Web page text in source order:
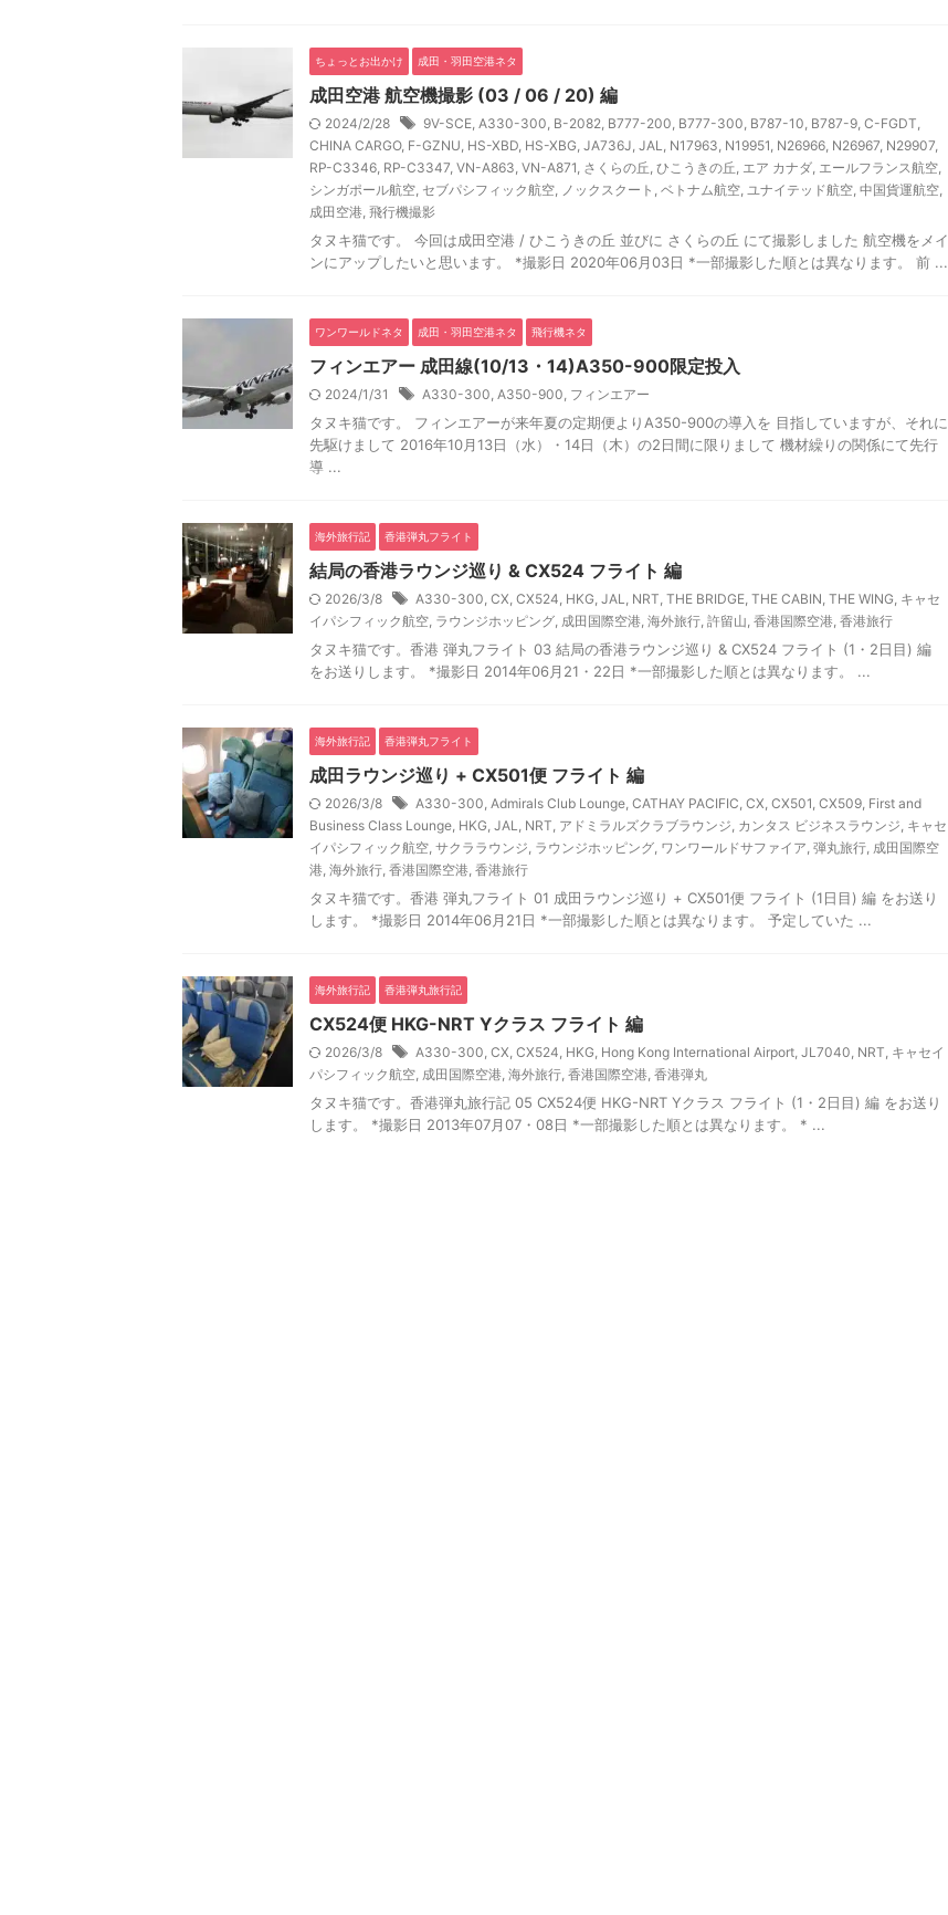
ちょっとお出かけ 成田・羽田空港ネタ
成田空港 航空機撮影 (03 / 06 / 20) 編
2024/2/28 9V-SCE, A330-300, B-2082, B777-200, B777-300, B787-10, B787-9, C-FGDT,
CHINA CARGO, F-GZNU, HS-XBD, HS-XBG, JA736J, JAL, N17963, N19951, N26966, N26967, N29907,
RP-C3346, RP-C3347, VN-A863, VN-A871, さくらの丘, ひこうきの丘, エア カナダ, エールフランス航空,
シンガポール航空, セブパシフィック航空, ノックスクート , ベトナム航空, ユナイテッド航空, 中国貨運航空,
成田空港, 飛行機撮影
タヌキ猫です。 今回は成田空港 / ひこうきの丘 並びに さくらの丘 にて撮影しました 航空機をメイ
ンにアップしたいと思います。 *撮影日 2020年06月03日 *一部撮影した順とは異なります。 前 ...
ワンワールドネタ 成田・羽田空港ネタ 飛行機ネタ
フィンエアー 成田線(10/13・14)A350-900限定投入
2024/1/31 A330-300, A350-900, フィンエアー
タヌキ猫です。 フィンエアーが来年夏の定期便よりA350-900の導入を 目指していますが、それに
先駆けまして 2016年10月13日（水）・14日（木）の2日間に限りまして 機材繰りの関係にて先行
導 ...
海外旅行記 香港弾丸フライト
結局の香港ラウンジ巡り & CX524 フライト 編
2026/3/8 A330-300, CX, CX524, HKG, JAL, NRT, THE BRIDGE, THE CABIN, THE WING, キャセ
イパシフィック航空, ラウンジホッピング, 成田国際空港, 海外旅行, 許留山, 香港国際空港, 香港旅行
タヌキ猫です。香港 弾丸フライト 03 結局の香港ラウンジ巡り & CX524 フライト (1・2日目) 編
をお送りします。 *撮影日 2014年06月21・22日 *一部撮影した順とは異なります。 ...
海外旅行記 香港弾丸フライト
成田ラウンジ巡り + CX501便 フライト 編
2026/3/8 A330-300, Admirals Club Lounge, CATHAY PACIFIC, CX, CX501, CX509, First and
Business Class Lounge, HKG, JAL, NRT, アドミラルズクラブラウンジ, カンタス ビジネスラウンジ, キャセ
イパシフィック航空, サクララウンジ, ラウンジホッピング, ワンワールドサファイア, 弾丸旅行, 成田国際空
港, 海外旅行, 香港国際空港, 香港旅行
タヌキ猫です。香港 弾丸フライト 01 成田ラウンジ巡り + CX501便 フライト (1日目) 編 をお送り
します。 *撮影日 2014年06月21日 *一部撮影した順とは異なります。 予定していた ...
海外旅行記 香港弾丸旅行記
CX524便 HKG-NRT Yクラス フライト 編
2026/3/8 A330-300, CX, CX524, HKG, Hong Kong International Airport, JL7040, NRT, キャセイ
パシフィック航空, 成田国際空港, 海外旅行, 香港国際空港, 香港弾丸
タヌキ猫です。香港弾丸旅行記 05 CX524便 HKG-NRT Yクラス フライト (1・2日目) 編 をお送り
します。 *撮影日 2013年07月07・08日 *一部撮影した順とは異なります。 * ...